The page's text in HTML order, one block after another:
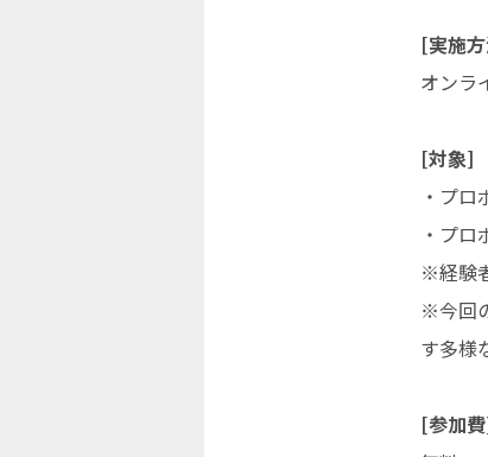
[実施
オンラ
[対象]
・プ
・プ
※経験
※今回
す多様
[参加